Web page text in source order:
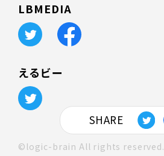
SHARE
LBMEDIA
えるビー
©logic-brain All rights reserved.